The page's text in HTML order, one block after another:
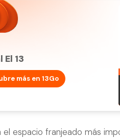
El 13
más en 13Go
el espacio franjeado más